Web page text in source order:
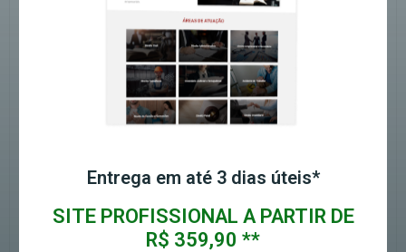
Entrega em até 3 dias úteis*
SITE PROFISSIONAL A PARTIR DE
R$ 359,90 **